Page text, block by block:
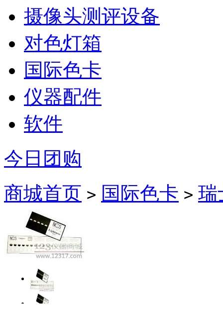
摄像头测评设备
对色灯箱
国际色卡
仪器配件
软件
今日团购
商城首页 > 国际色卡 > 瑞